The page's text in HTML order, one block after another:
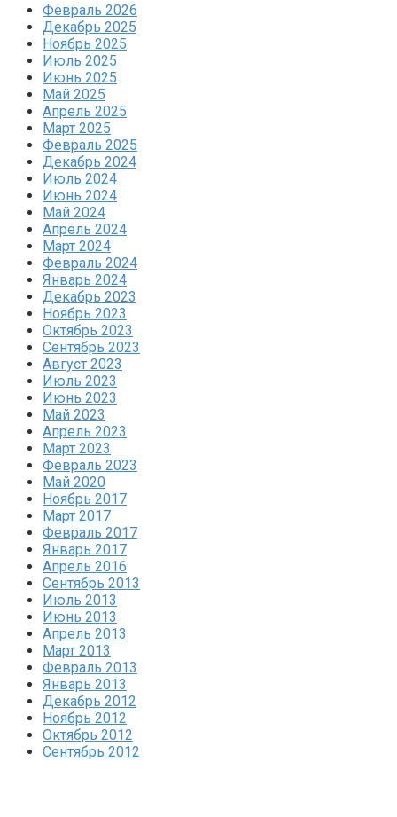
Февраль 2026
Декабрь 2025
Ноябрь 2025
Июль 2025
Июнь 2025
Май 2025
Апрель 2025
Март 2025
Февраль 2025
Декабрь 2024
Июль 2024
Июнь 2024
Май 2024
Апрель 2024
Март 2024
Февраль 2024
Январь 2024
Декабрь 2023
Ноябрь 2023
Октябрь 2023
Сентябрь 2023
Август 2023
Июль 2023
Июнь 2023
Май 2023
Апрель 2023
Март 2023
Февраль 2023
Май 2020
Ноябрь 2017
Март 2017
Февраль 2017
Январь 2017
Апрель 2016
Сентябрь 2013
Июль 2013
Июнь 2013
Апрель 2013
Март 2013
Февраль 2013
Январь 2013
Декабрь 2012
Ноябрь 2012
Октябрь 2012
Сентябрь 2012